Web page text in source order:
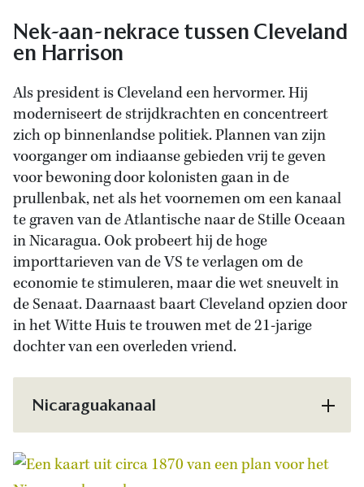
Nek-aan-nekrace tussen Cleveland
en Harrison
Als president is Cleveland een hervormer. Hij
moderniseert de strijdkrachten en concentreert
zich op binnenlandse politiek. Plannen van zijn
voorganger om indiaanse gebieden vrij te geven
voor bewoning door kolonisten gaan in de
prullenbak, net als het voornemen om een kanaal
te graven van de Atlantische naar de Stille Oceaan
in Nicaragua. Ook probeert hij de hoge
importtarieven van de VS te verlagen om de
economie te stimuleren, maar die wet sneuvelt in
de Senaat. Daarnaast baart Cleveland opzien door
in het Witte Huis te trouwen met de 21-jarige
dochter van een overleden vriend.
Nicaraguakanaal